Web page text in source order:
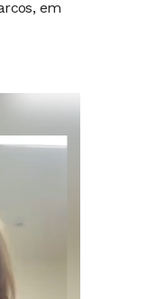
em